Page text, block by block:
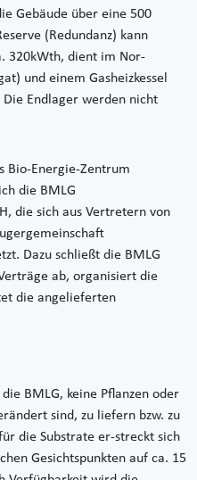
Gebäude über eine 500
(Redundanz) kann
320kWth, dient im Nor-
und einem Gasheizkessel
Endlager werden nicht
Bio-Energie-Zentrum
die BMLG
die sich aus Vertretern von
Dazu schließt die BMLG
ab, organisiert die
die angelieferten
BMLG, keine Pflanzen oder
sind, zu liefern bzw. zu
die Substrate er-streckt sich
Gesichtspunkten auf ca. 15